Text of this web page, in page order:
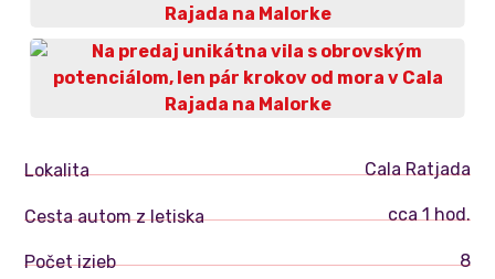
Lokalita Cala Ratjada
Cesta autom z letiska cca 1 hod.
Počet izieb 8